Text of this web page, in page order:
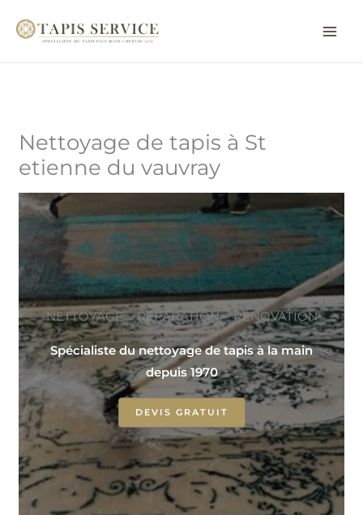
Nettoyage de tapis à St
etienne du vauvray
NETTOYAGE ~ RÉPARATION ~ RÉNOVATION
Spécialiste du nettoyage de tapis à la main
depuis 1970
DEVIS GRATUIT